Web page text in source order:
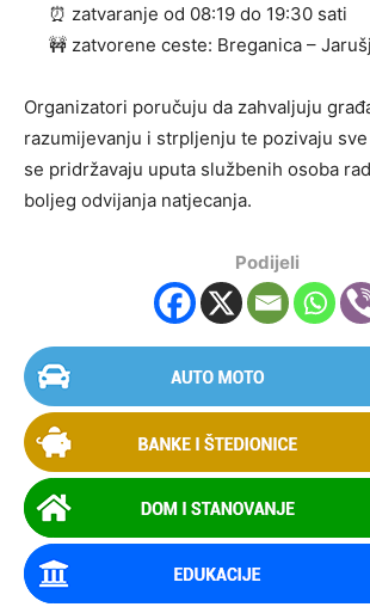
⏰ zatvaranje od 08:19 do 19:30 sati
🚧 zatvorene ceste: Breganica –
Organizatori poručuju da zahvaljuju
razumijevanju i strpljenju te pozivaju
se pridržavaju uputa službenih osoba
boljeg odvijanja natjecanja.
Podijeli